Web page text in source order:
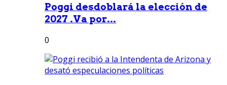
Poggi desdoblará la elección de
2027 .Va por...
0